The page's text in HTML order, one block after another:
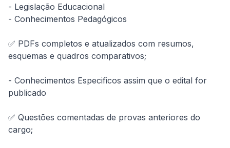
- Legislação Educacional
- Conhecimentos Pedagógicos
✅ PDFs completos e atualizados com resumos,
esquemas e quadros comparativos;
- Conhecimentos Especificos assim que o edital for
publicado
✅ Questões comentadas de provas anteriores do
cargo;